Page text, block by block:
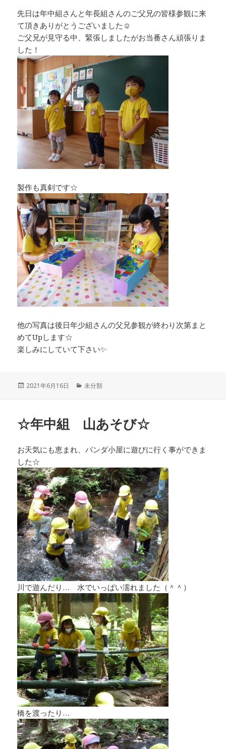
先日は年中組さんと年長組さんのご父兄の皆様参観に来
て頂きありがとうございました☺
ご父兄が見守る中、緊張しましたがお当番さん頑張りま
した！
製作も真剣です☆
他の写真は後日年少組さんの父兄参観が終わり次第まと
めてUpします☆
楽しみにしていて下さい✨
投
2021年6月16日
カ
ー
未分類
☆年中組 山あそび☆
お天気にも恵まれ、パンダ小屋に遊びに行く事ができま
した☆
川で遊んだり… 水でいっぱい濡れました（＾＾）
橋を渡ったり…